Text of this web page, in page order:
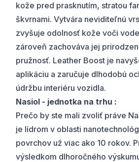
kože pred prasknutím, stratou
škvrnami. Vytvára neviditeľnú
zvyšuje odolnosť kože voči
zároveň zachováva jej
pružnosť. Leather Boost je
aplikáciu a zaručuje dlhodobú
údržbu interiéru vozidla.
Nasiol - jednotka na trhu :
Prečo by ste mali zvoliť práve
je lídrom v oblasti
povrchov už viac ako 10 rokov.
výsledkom dlhoročného